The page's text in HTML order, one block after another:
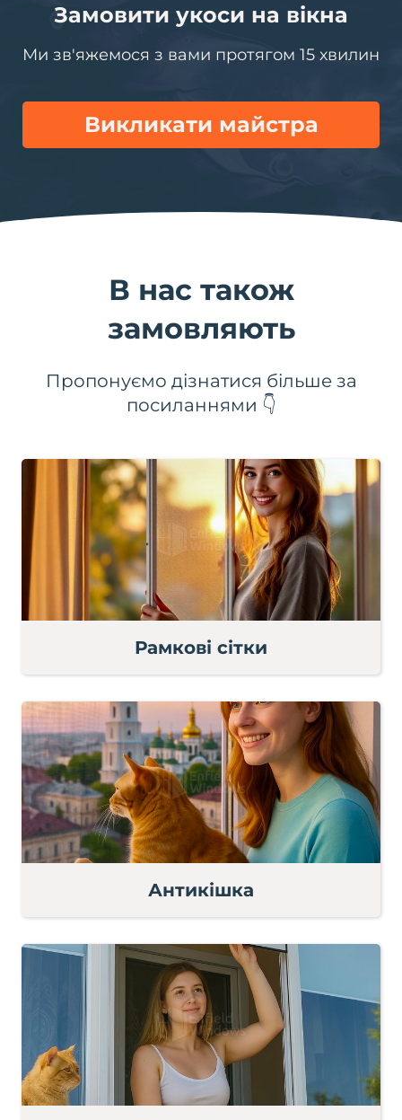
Замовити укоси на вікна
Ми зв'яжемося з вами протягом 15 хвилин
Викликати майстра
В нас також
замовляють
Пропонуємо дізнатися більше за
посиланнями 👇
Рамкові сітки
Антикішка